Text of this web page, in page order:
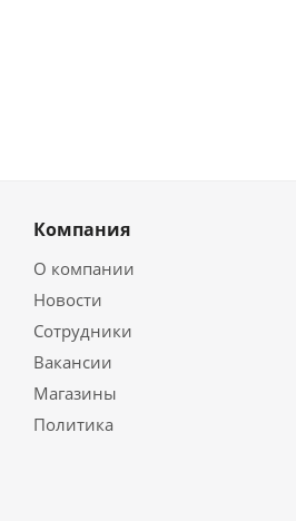
Компания
О компании
Новости
Сотрудники
Вакансии
Магазины
Политика